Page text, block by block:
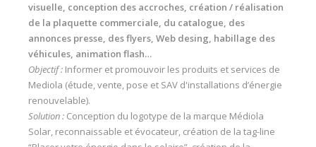
visuelle, conception des accroches, création / réalisation
de la plaquette commerciale, du catalogue, des
annonces presse, des flyers, Web desing, habillage des
véhicules, animation flash…
Objectif : Informer et promouvoir les produits et services de
Mediola (étude, vente, pose et SAV d'installations d’énergie
renouvelable).
Solution : Conception du logotype de la marque Médiola
Solar, reconnaissable et évocateur, création de la tag-line